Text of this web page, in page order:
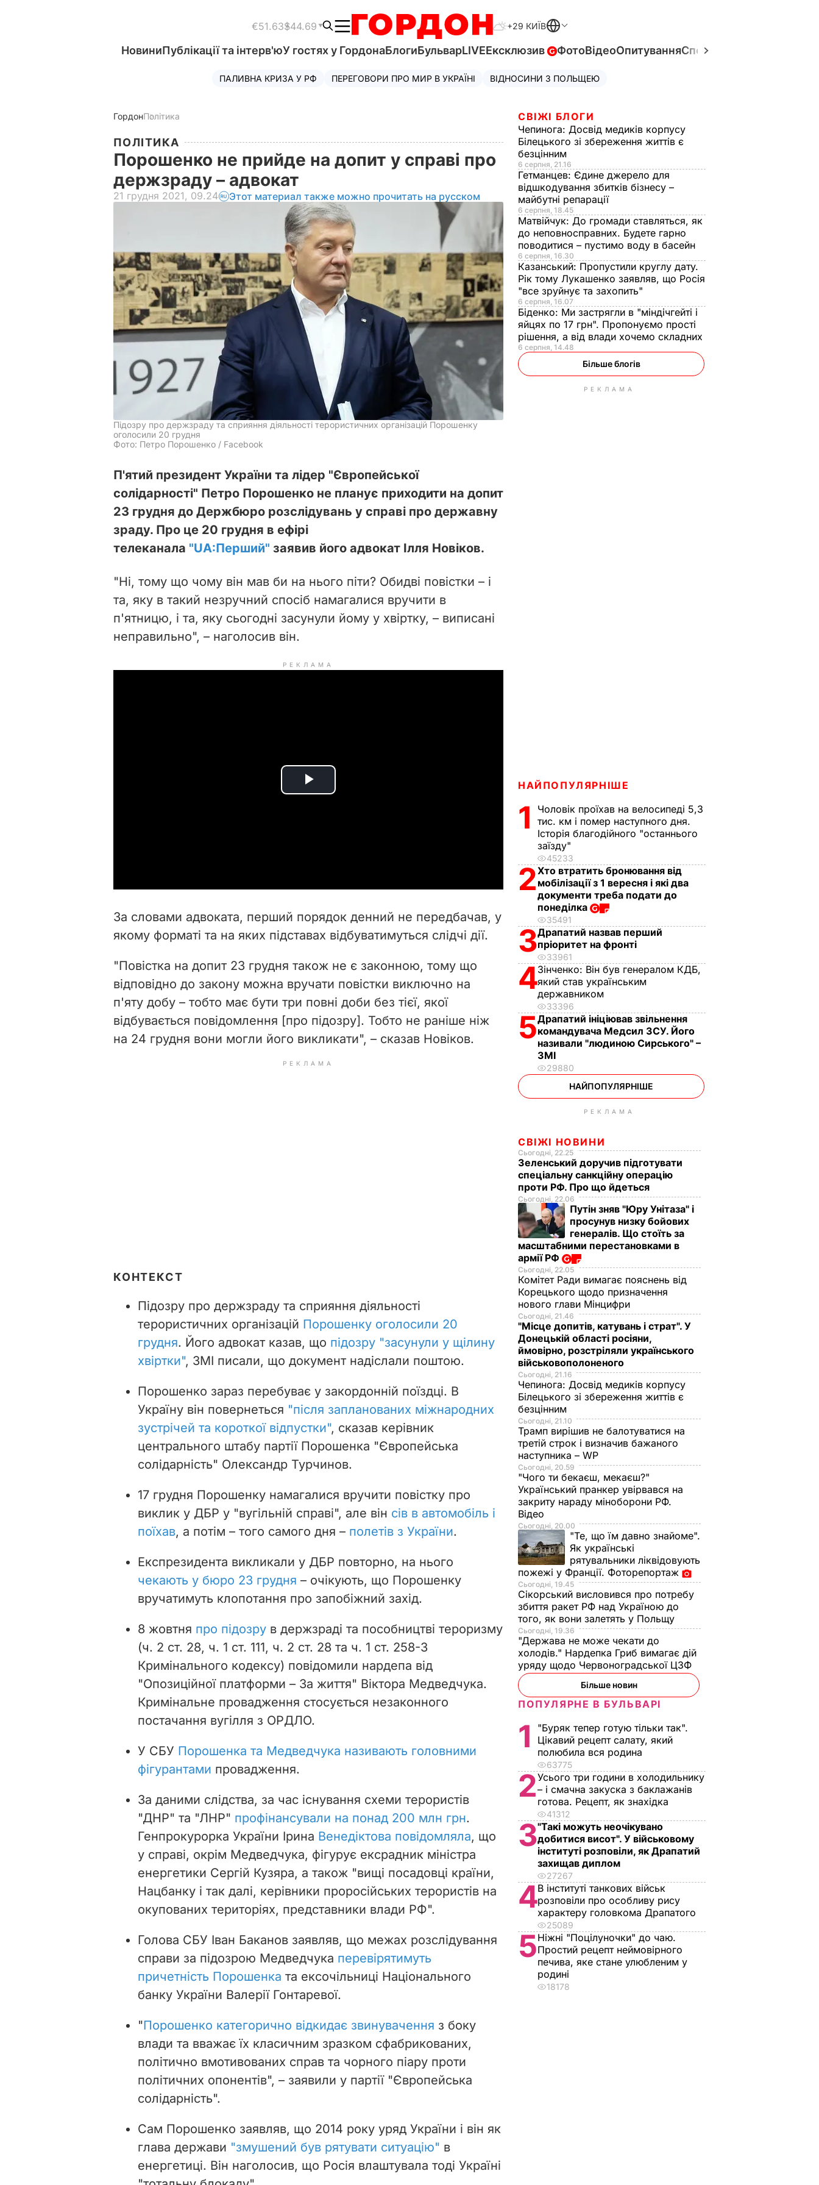
€51.63$44.69 +29 КИЇВ
НовиниПублікації та інтерв'юУ гостях у ГордонаБлогиБульварLIVEЕксклюзив ФотоВідеоОпитуванняСпецпроєкти
ПАЛИВНА КРИЗА У РФ ПЕРЕГОВОРИ ПРО МИР В УКРАЇНІ ВІДНОСИНИ З ПОЛЬЩЕЮ
ГордонПолітика
ПОЛІТИКА
Порошенко не прийде на допит у справі про
держзраду – адвокат
21 грудня 2021, 09.24 Этот материал также можно прочитать на русском
Підозру про держзраду та сприяння діяльності терористичних організацій Порошенку
оголосили 20 грудня
Фото: Петро Порошенко / Facebook
П'ятий президент України та лідер "Європейської
солідарності" Петро Порошенко не планує приходити на допит
23 грудня до Держбюро розслідувань у справі про державну
зраду. Про це 20 грудня в ефірі
телеканала "UA:Перший" заявив його адвокат Ілля Новіков.
"Ні, тому що чому він мав би на нього піти? Обидві повістки – і
та, яку в такий незручний спосіб намагалися вручити в
п'ятницю, і та, яку сьогодні засунули йому у хвіртку, – виписані
неправильно", – наголосив він.
РЕКЛАМА
P
i
d
e
o
За словами адвоката, перший порядок денний не передбачав, у
якому форматі та на яких підставах відбуватимуться слідчі дії.
"Повістка на допит 23 грудня також не є законною, тому що
відповідно до закону можна вручати повістки виключно на
п'яту добу – тобто має бути три повні доби без тієї, якої
відбувається повідомлення [про підозру]. Тобто не раніше ніж
на 24 грудня вони могли його викликати", – сказав Новіков.
РЕКЛАМА
КОНТЕКСТ
Підозру про держзраду та сприяння діяльності
терористичних організацій Порошенку оголосили 20
грудня. Його адвокат казав, що підозру "засунули у щілину
хвіртки", ЗМІ писали, що документ надіслали поштою.
Порошенко зараз перебуває у закордонній поїздці. В
Україну він повернеться "після запланованих міжнародних
зустрічей та короткої відпустки", сказав керівник
центрального штабу партії Порошенка "Європейська
солідарність" Олександр Турчинов.
17 грудня Порошенку намагалися вручити повістку про
виклик у ДБР у "вугільній справі", але він сів в автомобіль і
поїхав, а потім – того самого дня – полетів з України.
Експрезидента викликали у ДБР повторно, на нього
чекають у бюро 23 грудня – очікують, що Порошенку
вручатимуть клопотання про запобіжний захід.
8 жовтня про підозру в держзраді та пособництві тероризму
(ч. 2 ст. 28, ч. 1 ст. 111, ч. 2 ст. 28 та ч. 1 ст. 258-3
Кримінального кодексу) повідомили нардепа від
"Опозиційної платформи – За життя" Віктора Медведчука.
Кримінальне провадження стосується незаконного
постачання вугілля з ОРДЛО.
У СБУ Порошенка та Медведчука називають головними
фігурантами провадження.
За даними слідства, за час існування схеми терористів
"ДНР" та "ЛНР" профінансували на понад 200 млн грн.
Генпрокурорка України Ірина Венедіктова повідомляла, що
у справі, окрім Медведчука, фігурує ексрадник міністра
енергетики Сергій Кузяра, а також "вищі посадовці країни,
Нацбанку і так далі, керівники проросійських терористів на
окупованих територіях, представники влади РФ".
Голова СБУ Іван Баканов заявляв, що межах розслідування
справи за підозрою Медведчука перевірятимуть
причетність Порошенка та ексочільниці Національного
банку України Валерії Гонтаревої.
"Порошенко категорично відкидає звинувачення з боку
влади та вважає їх класичним зразком сфабрикованих,
політично вмотивованих справ та чорного піару проти
політичних опонентів", – заявили у партії "Європейська
солідарність".
Сам Порошенко заявляв, що 2014 року уряд України і він як
глава держави "змушений був рятувати ситуацію" в
енергетиці. Він наголосив, що Росія влаштувала тоді Україні
СВІЖІ БЛОГИ
Чепинога: Досвід медиків корпусу
Білецького зі збереження життів є
безцінним
6 серпня, 21.16
Гетманцев: Єдине джерело для
відшкодування збитків бізнесу –
майбутні репарації
6 серпня, 18.45
Матвійчук: До громади ставляться, як
до неповносправних. Будете гарно
поводитися – пустимо воду в басейн
6 серпня, 16.30
Казанський: Пропустили круглу дату.
Рік тому Лукашенко заявляв, що Росія
"все зруйнує та захопить"
6 серпня, 16.07
Біденко: Ми застрягли в "міндічгейті і
яйцях по 17 грн". Пропонуємо прості
рішення, а від влади хочемо складних
6 серпня, 14.48
Більше блогів
РЕКЛАМА
НАЙПОПУЛЯРНІШЕ
1
Чоловік проїхав на велосипеді 5,3
тис. км і помер наступного дня.
Історія благодійного "останнього
заїзду"
45233
2Хто втратить бронювання від
мобілізації з 1 вересня і які два
документи треба подати до
понеділка
35491
3Драпатий назвав перший
пріоритет на фронті
33961
4Зінченко: Він був генералом КДБ,
який став українським
державником
33396
5Драпатий ініціював звільнення
командувача Медсил ЗСУ. Його
називали "людиною Сирського" –
ЗМІ
29880
НАЙПОПУЛЯРНІШЕ
РЕКЛАМА
СВІЖІ НОВИНИ
Сьогодні, 22.25
Зеленський доручив підготувати
спеціальну санкційну операцію
проти РФ. Про що йдеться
Сьогодні, 22.06
Путін зняв "Юру Унітаза" і
просунув низку бойових
генералів. Що стоїть за
масштабними перестановками в
армії РФ
Сьогодні, 22.05
Комітет Ради вимагає пояснень від
Корецького щодо призначення
нового глави Мінцифри
Сьогодні, 21.46
"Місце допитів, катувань і страт". У
Донецькій області росіяни,
ймовірно, розстріляли українського
військовополоненого
Сьогодні, 21.16
Чепинога: Досвід медиків корпусу
Білецького зі збереження життів є
безцінним
Сьогодні, 21.10
Трамп вирішив не балотуватися на
третій строк і визначив бажаного
наступника – WP
Сьогодні, 20.59
"Чого ти бекаєш, мекаєш?"
Український пранкер увірвався на
закриту нараду міноборони РФ.
Відео
Сьогодні, 20.00
"Те, що їм давно знайоме".
Як українські
рятувальники ліквідовують
пожежі у Франції. Фоторепортаж
Сьогодні, 19.45
Сікорський висловився про потребу
збиття ракет РФ над Україною до
того, як вони залетять у Польщу
Сьогодні, 19.36
"Держава не може чекати до
холодів." Нардепка Гриб вимагає дій
уряду щодо Червоноградської ЦЗФ
Більше новин
ПОПУЛЯРНЕ В БУЛЬВАРІ
1
"Буряк тепер готую тільки так".
Цікавий рецепт салату, який
полюбила вся родина
63775
2Усього три години в холодильнику
– і смачна закуска з баклажанів
готова. Рецепт, як знахідка
41312
3"Такі можуть неочікувано
добитися висот". У військовому
інституті розповіли, як Драпатий
захищав диплом
27267
4В інституті танкових військ
розповіли про особливу рису
характеру головкома Драпатого
25089
5Ніжні "Поцілуночки" до чаю.
Простий рецепт неймовірного
печива, яке стане улюбленим у
родині
18178